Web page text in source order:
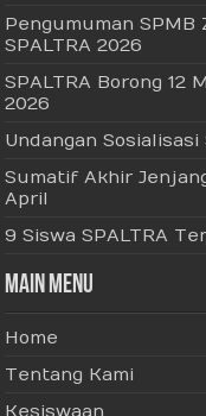
Pengumuman SPMB
SPALTRA 2026
SPALTRA Borong 12
2026
Undangan
Sumatif Akhir
April
9 Siswa SPALTRA
Main Menu
Home
Tentang Kami
Kesiswaan